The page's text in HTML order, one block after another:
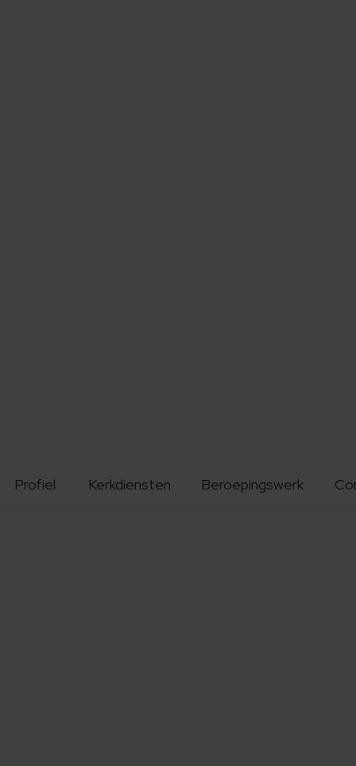
Profiel Kerkdiensten Beroepingswerk